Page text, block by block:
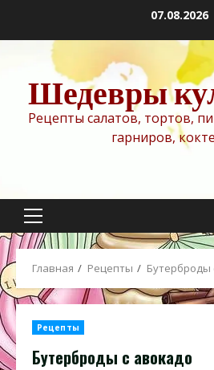
содержимому
07.08.2026
Шедевры
Рецепты салатов, тортов,
гарниров,
Основное
меню
Главная Рецепты Бутерброды
Рецепты
Бутерброды с авокадо